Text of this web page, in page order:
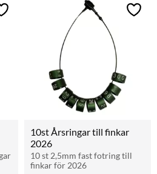
Lägg till i favoriter
10st Årsringar till finkar
2026
10 st 2,5mm fast fotring till
finkar för 2026
Lägg